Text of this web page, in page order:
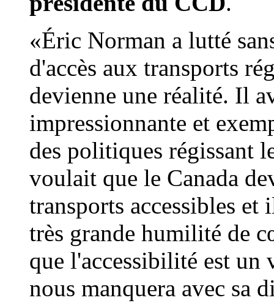
«Éric Norman a lutté
d'accès aux transports
devienne une réalité. Il
impressionnante et
des politiques régissant
voulait que le Canada
transports accessibles et
très grande humilité de
que l'accessibilité est
nous manquera avec sa